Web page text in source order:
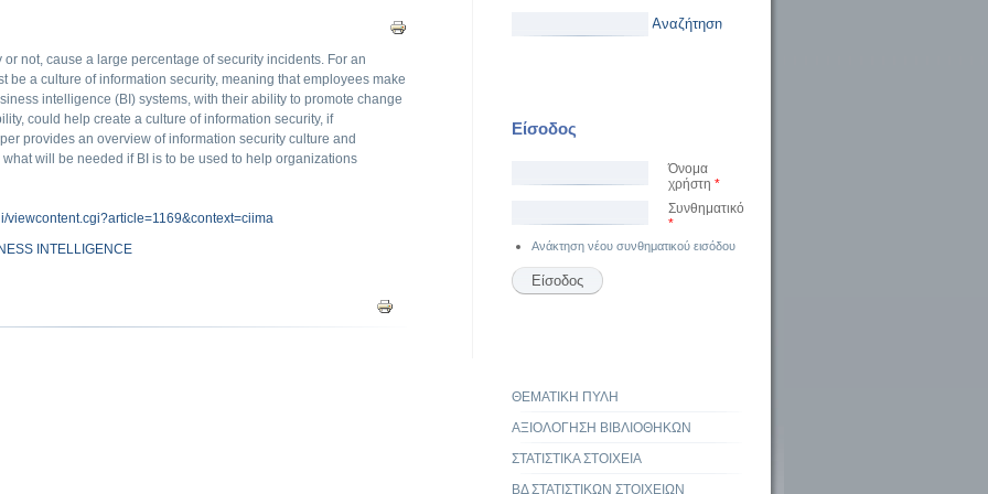
not, cause a large percentage of security incidents. For an
be a culture of information security, meaning that employees make
intelligence (BI) systems, with their ability to promote change
could help create a culture of information security, if
provides an overview of information security culture and
will be needed if BI is to be used to help organizations
viewcontent.cgi?article=1169&context=ciima
INTELLIGENCE
Είσοδος
Όνομα
χρήστη *
Συνθηματικό
*
Ανάκτηση νέου συνθηματικού εισόδου
ΘΕΜΑΤΙΚΗ ΠΥΛΗ
ΑΞΙΟΛΟΓΗΣΗ ΒΙΒΛΙΟΘΗΚΩΝ
ΣΤΑΤΙΣΤΙΚΑ ΣΤΟΙΧΕΙΑ
ΒΔ ΣΤΑΤΙΣΤΙΚΩΝ ΣΤΟΙΧΕΙΩΝ